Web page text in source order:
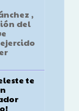
,
del
te